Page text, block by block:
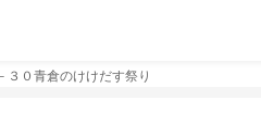
３０青倉のけけだす祭り